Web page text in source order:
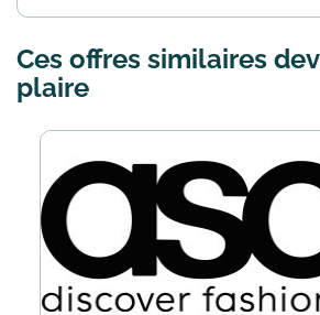
et retourner votre
Ces offres similaires
plaire